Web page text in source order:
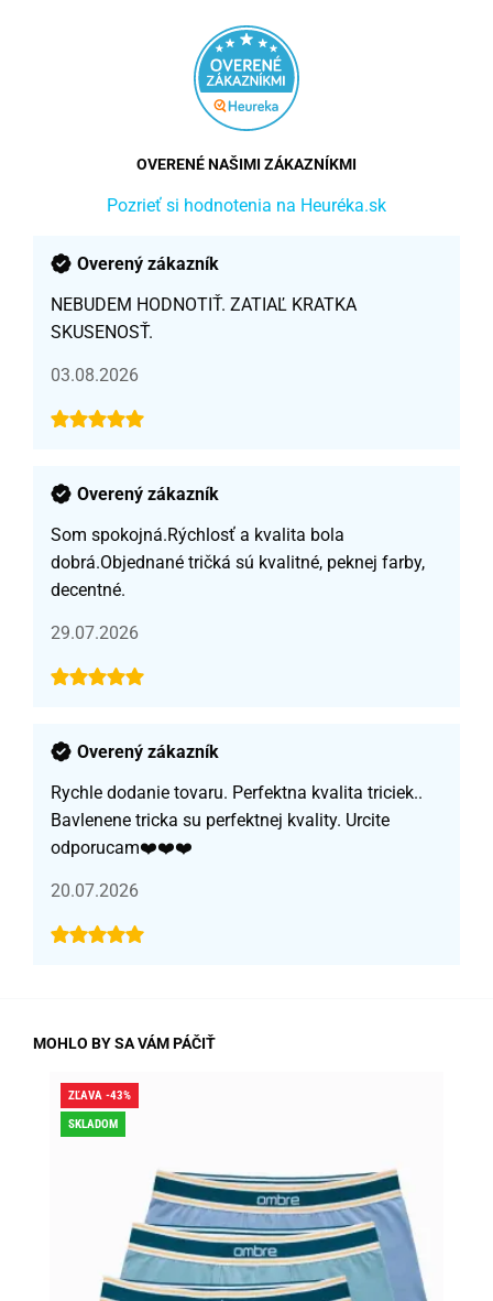
OVERENÉ NAŠIMI ZÁKAZNÍKMI
Pozrieť si hodnotenia na Heuréka.sk
Overený zákazník
NEBUDEM HODNOTIŤ. ZATIAĽ KRATKA
SKUSENOSŤ.
03.08.2026
Overený zákazník
Som spokojná.Rýchlosť a kvalita bola
dobrá.Objednané tričká sú kvalitné, peknej farby,
decentné.
29.07.2026
Overený zákazník
Rychle dodanie tovaru. Perfektna kvalita triciek..
Bavlenene tricka su perfektnej kvality. Urcite
odporucam❤️❤️❤️
20.07.2026
MOHLO BY SA VÁM PÁČIŤ
ZĽAVA -43%
SKLADOM